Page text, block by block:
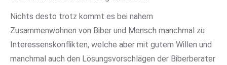
Nichts desto trotz kommt es bei nahem
Zusammenwohnen von Biber und Mensch manchmal zu
Interessenskonflikten, welche aber mit gutem Willen und
manchmal auch den Lösungsvorschlägen der Biberberater